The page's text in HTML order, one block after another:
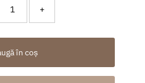
+
în coș